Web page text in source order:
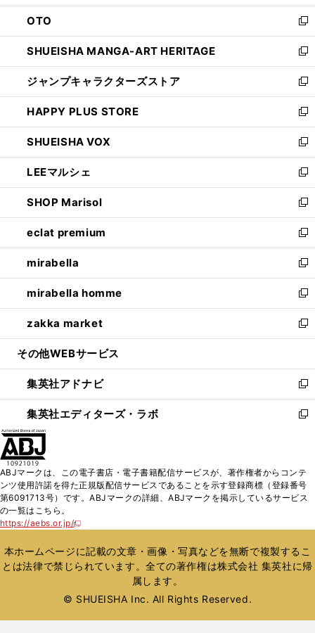
ウ
で
開
く
ン
ド
ウ
で
開
く
OTO
新
し
い
ウ
ィ
ン
ド
ウ
で
開
く
SHUEISHA MANGA-ART HERITAGE
新
し
い
ウ
ィ
ン
ド
ウ
で
開
く
ジャンプキャラクターズストア
新
し
い
ウ
ィ
ン
ド
ウ
で
開
く
HAPPY PLUS STORE
新
し
い
ウ
ィ
ン
ド
ウ
で
開
く
SHUEISHA VOX
新
し
い
ウ
ィ
ン
ド
ウ
で
開
く
LEEマルシェ
新
し
い
ウ
ィ
ン
ド
ウ
で
開
く
SHOP Marisol
新
し
い
ウ
ィ
ン
ド
ウ
で
開
eclat premium
新
し
い
ウ
ィ
ン
ド
ウ
開
く
mirabella
新
し
い
ウ
ィ
ン
ウ
で
開
く
mirabella homme
新
し
い
ウ
ン
ド
ウ
で
zakka market
新
し
ウ
ィ
ン
ド
く
その他WEBサービス
集英社アドナビ
新
し
い
ド
ウ
で
集英社エディターズ・ラボ
新
ィ
ン
ド
開
く
ABJマークは、この電子書店・電子書籍配信サービスが、著作権者からコンテ
ンツ使用許諾を得た正規版配信サービスであることを示す登録商標（登録番号
第6091713号）です。ABJマークの詳細、ABJマークを掲示しているサービス
の一覧はこちら。
https://aebs.or.jp/
新
い
ウ
ィ
ウ
本ホームページに記載の文章・画像・写真などを無断で複製するこ
とは法律で禁じられています。全ての著作権は株式会社 集英社に帰
属します。
© SHUEISHA Inc. All Rights Reserved.